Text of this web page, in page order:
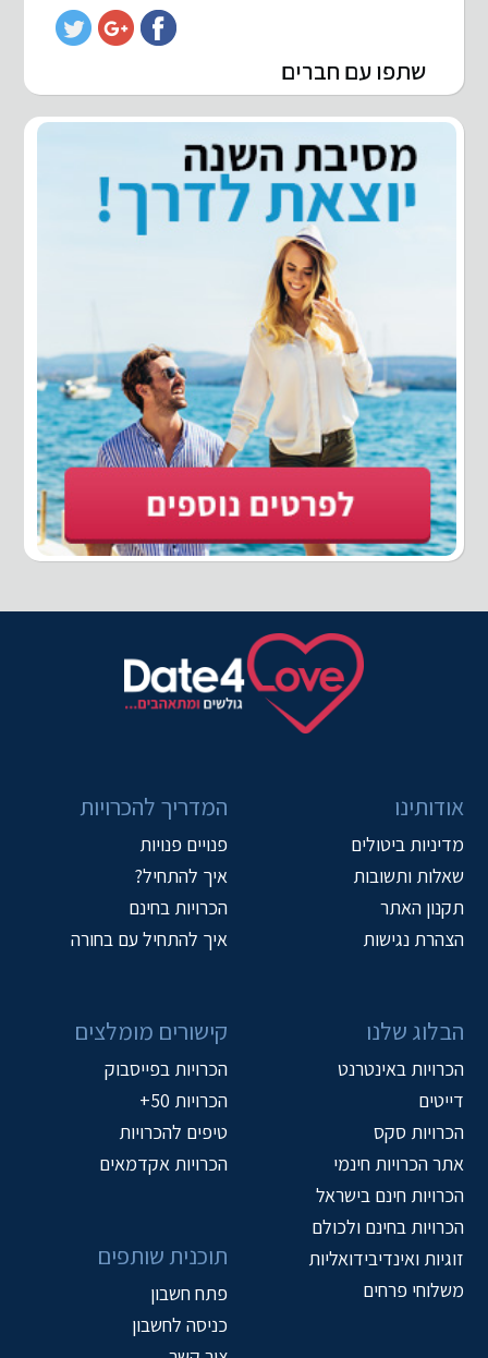
שתפו עם חברים
אודותינו
מדיניות ביטולים
שאלות ותשובות
תקנון האתר
הצהרת נגישות
המדריך להכרויות
פנויים פנויות
איך להתחיל?
הכרויות בחינם
איך להתחיל עם בחורה
הבלוג שלנו
הכרויות באינטרנט
דייטים
הכרויות סקס
אתר הכרויות חינמי
הכרויות חינם בישראל
הכרויות בחינם ולכולם
זוגיות ואינדיבידואליות
משלוחי פרחים
קישורים מומלצים
הכרויות בפייסבוק
הכרויות 50+
טיפים להכרויות
הכרויות אקדמאים
תוכנית שותפים
פתח חשבון
כניסה לחשבון